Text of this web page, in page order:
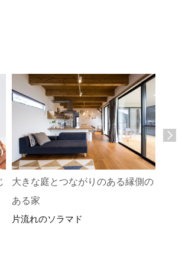
大きな庭とつながりのある縁側の
ある家
片流れのソラマド